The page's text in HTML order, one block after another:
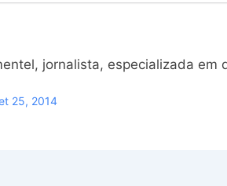
jornalista, especializada em
25, 2014